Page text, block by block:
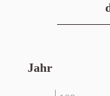
Jahr